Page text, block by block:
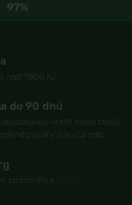
97%
do 90 dnů